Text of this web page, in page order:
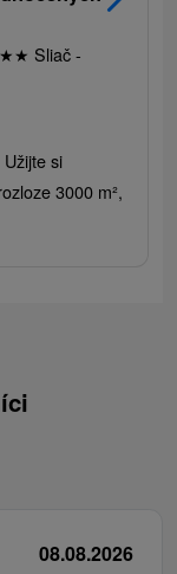
★★ Sliač -
si
3000 m²,
08.08.2026